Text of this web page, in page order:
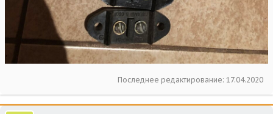
Последнее редактирование: 17.04.2020